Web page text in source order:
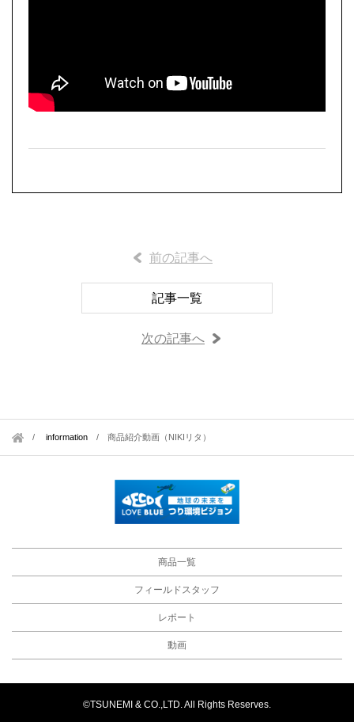
前の記事へ
記事一覧
次の記事へ
information /商品紹介動画（NIKIリタ）
商品一覧
フィールドスタッフ
レポート
動画
©TSUNEMI & CO.,LTD. All Rights Reserves.